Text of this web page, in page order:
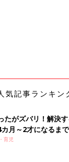
気記事ランキン
たがズバリ！解決
月～2才になるま
育児